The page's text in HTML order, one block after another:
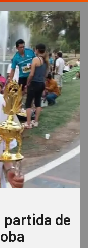
partida de